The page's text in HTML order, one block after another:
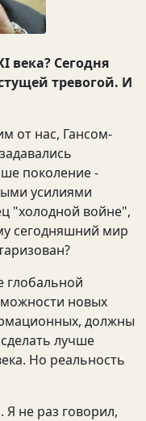
века? Сегодня
тревогой. И
от нас, Гансом-
поколение -
усилиями
"холодной войне",
сегодняшний мир
глобальной
новых
должны
лучше
Но реальность
Я не раз говорил,